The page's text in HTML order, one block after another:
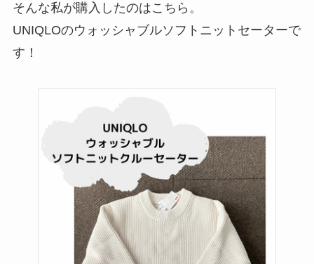
そんな私が購入したのはこちら。
UNIQLOのウォッシャブルソフトニットセーターで
す！